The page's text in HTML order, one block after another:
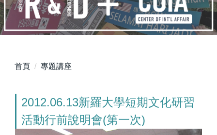
容
區
首頁 專題講座
2012.06.13新羅大學短期文化研習
活動行前說明會(第一次)